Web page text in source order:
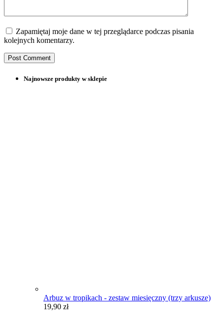
Zapamiętaj moje dane w tej przeglądarce podczas pisania
kolejnych komentarzy.
Najnowsze produkty w sklepie
Arbuz w tropikach - zestaw miesięczny (trzy arkusze)
19,90 zł